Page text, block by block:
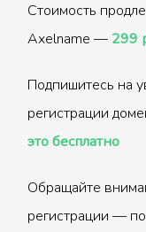
Стоимость
Axelname — 299
Подпишитесь на
регистрации
это бесплатно
Обращайте
регистрации —